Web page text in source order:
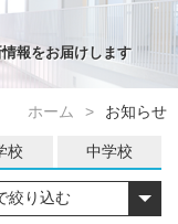
報をお届けします
ホーム お知らせ
校 中学校